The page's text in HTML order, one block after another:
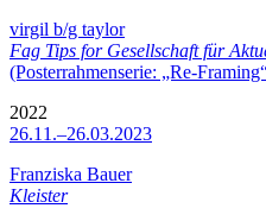
virgil b/g taylor
Fag Tips for Gesellschaft für
(Posterrahmenserie: „Re-
2022
26.11.–26.03.2023
Franziska Bauer
Kleister